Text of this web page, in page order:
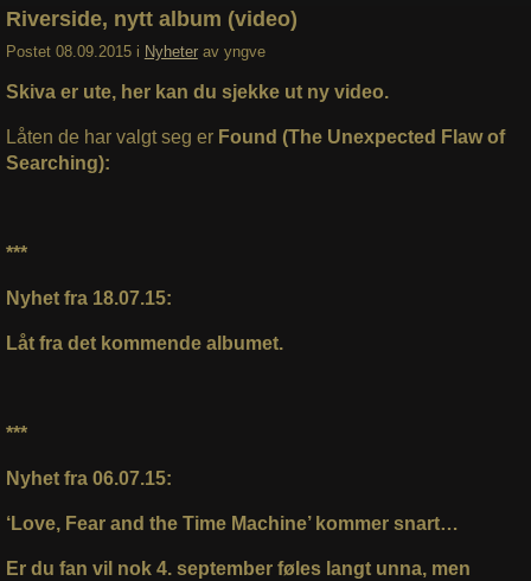
Riverside, nytt album (video)
Postet 08.09.2015 i Nyheter av yngve
Skiva er ute, her kan du sjekke ut ny video.
Låten de har valgt seg er Found (The Unexpected Flaw of
Searching):
***
Nyhet fra 18.07.15:
Låt fra det kommende albumet.
***
Nyhet fra 06.07.15:
‘Love, Fear and the Time Machine’ kommer snart…
Er du fan vil nok 4. september føles langt unna, men